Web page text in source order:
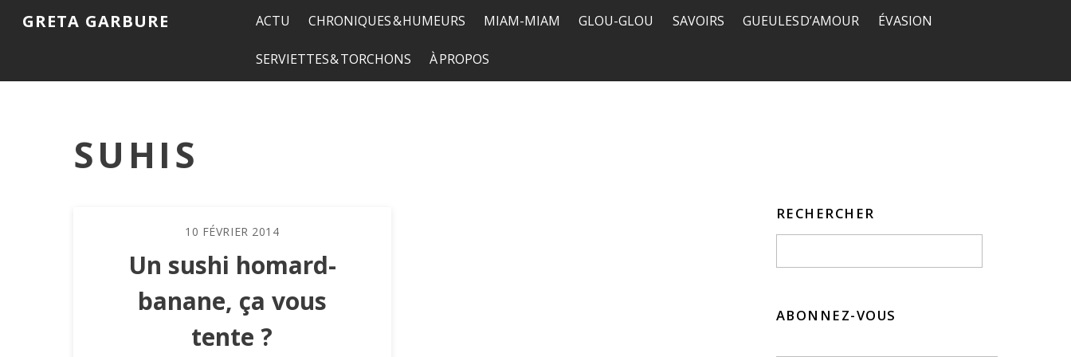
GRETA GARBURE ACTU CHRONIQUES & HUMEURS MIAM-MIAM GLOU-GLOU SAVOIRS GUEULES D’AMOUR ÉVASION
SERVIETTES & TORCHONS À PROPOS
SUHIS
10 FÉVRIER 2014
Un sushi homard-
banane, ça vous
tente ?
RECHERCHER
ABONNEZ-VOUS